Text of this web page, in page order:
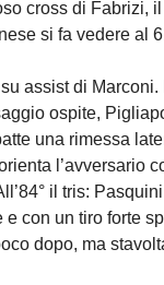
cross di Fabrizi,
si fa vedere al
assist di
ospite,
una rimessa
l’avversario
il tris:
con un tiro forte
dopo, ma